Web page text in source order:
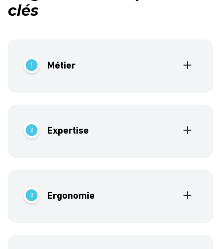
clés
1 Métier
2 Expertise
3 Ergonomie